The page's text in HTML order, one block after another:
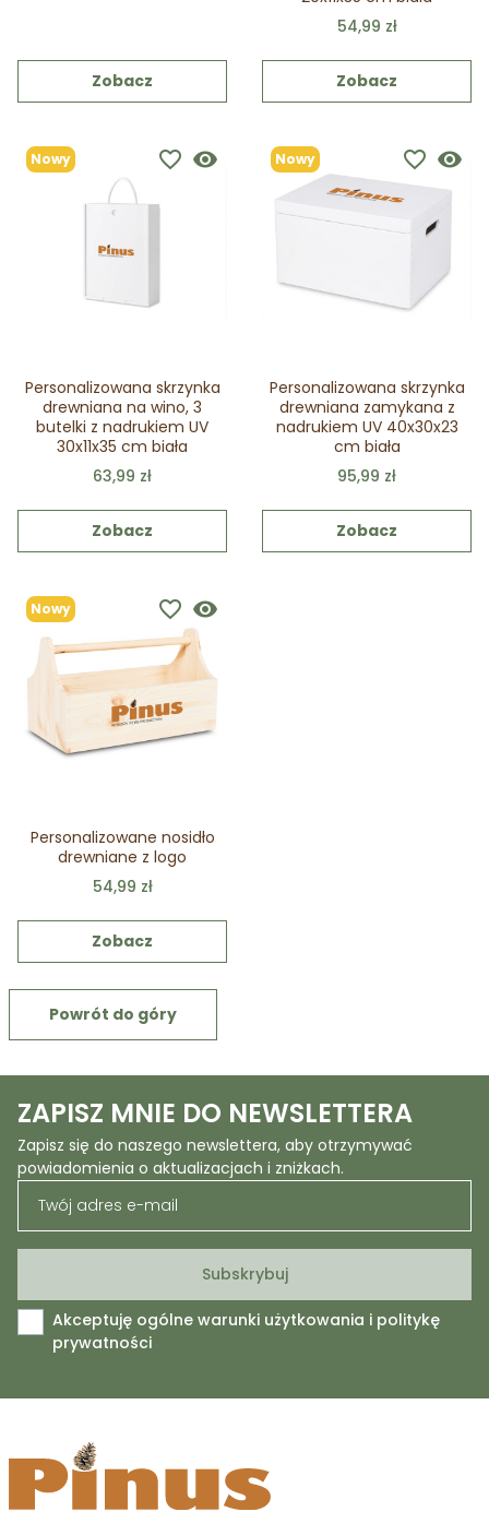
Zobacz
54,99 zł
Zobacz
Nowy visibility
favorite_border
Personalizowana skrzynka
drewniana na wino, 3
butelki z nadrukiem UV
30x11x35 cm biała
63,99 zł
Zobacz
Nowy visibility
favorite_border
Personalizowana skrzynka
drewniana zamykana z
nadrukiem UV 40x30x23
cm biała
95,99 zł
Zobacz
Nowy visibility
favorite_border
Personalizowane nosidło
drewniane z logo
54,99 zł
Zobacz
Powrót do góry
ZAPISZ MNIE DO NEWSLETTERA
Zapisz się do naszego newslettera, aby otrzymywać
powiadomienia o aktualizacjach i zniżkach.
Akceptuję ogólne warunki użytkowania i politykę
prywatności